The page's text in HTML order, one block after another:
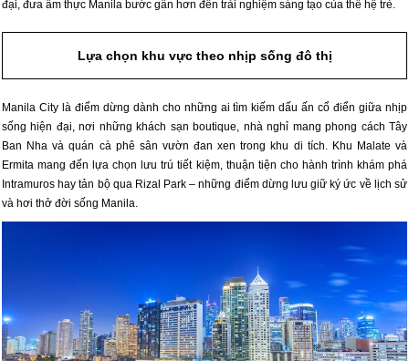
đại, đưa ẩm thực Manila bước gần hơn đến trải nghiệm sáng tạo của thế hệ trẻ.
Lựa chọn khu vực theo nhịp sống đô thị
Manila City là điểm dừng dành cho những ai tìm kiếm dấu ấn cổ điển giữa nhịp
sống hiện đại, nơi những khách sạn boutique, nhà nghỉ mang phong cách Tây
Ban Nha và quán cà phê sân vườn đan xen trong khu di tích. Khu Malate và
Ermita mang đến lựa chọn lưu trú tiết kiệm, thuận tiện cho hành trình khám phá
Intramuros hay tản bộ qua Rizal Park – những điểm dừng lưu giữ ký ức về lịch sử
và hơi thở đời sống Manila.